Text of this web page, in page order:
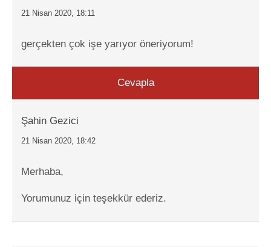
21 Nisan 2020, 18:11
gerçekten çok işe yarıyor öneriyorum!
Cevapla
Şahin Gezici
21 Nisan 2020, 18:42
Merhaba,
Yorumunuz için teşekkür ederiz.